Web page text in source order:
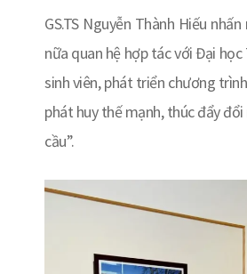
GS.TS Nguyễn Thành Hiếu
nữa quan hệ hợp tác với Đại
sinh viên, phát triển chương
phát huy thế mạnh, thúc đẩy
cầu”.